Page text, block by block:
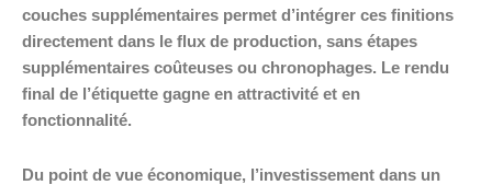
couches supplémentaires permet d’intégrer ces finitions
directement dans le flux de production, sans étapes
supplémentaires coûteuses ou chronophages. Le rendu
final de l’étiquette gagne en attractivité et en
fonctionnalité.
Du point de vue économique, l’investissement dans un